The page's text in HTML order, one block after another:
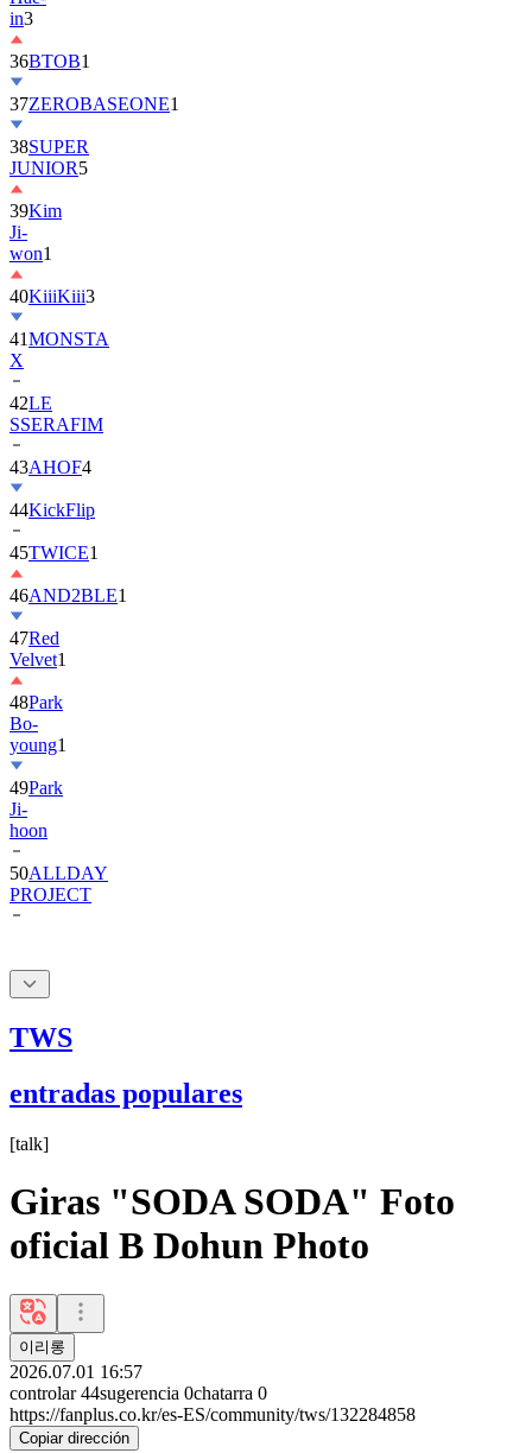
36BTOB
37ZEROBASEONE
38SUPER
JUNIOR
39Kim
Ji-
won1
40KiiiKiii
41MONSTA
X
42
SSERAFIM
43AHOF4
44KickFlip
45TWICE1
46AND2BLE
47Red
Velvet
48Park
Bo-
young1
49Park
Ji-
hoon
50ALLDAY
PROJECT
TWS
entradas populares
[talk]
Giras "SODA SODA" Foto
oficial B Dohun Photo
이리롱
2026.07.01 16:57
controlar 44sugerencia 0chatarra 0
https://fanplus.co.kr/es-ES/community/tws/132284858
Copiar dirección